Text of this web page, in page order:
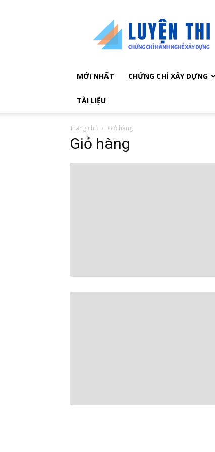
Chứng
chỉ
hành
nghề
dựng
MỚI NHẤT CHỨNG CHỈ XÂY DỰNG
TÀI LIỆU
Trang chủ Giỏ hàng
Giỏ hàng